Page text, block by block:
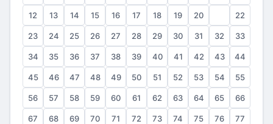
12 13 14 15 16 17 18 19 20 22
23 24 25 26 27 28 29 30 31 32 33
34 35 36 37 38 39 40 41 42 43 44
45 46 47 48 49 50 51 52 53 54 55
56 57 58 59 60 61 62 63 64 65 66
67 68 69 70 71 72 73 74 75 76 77